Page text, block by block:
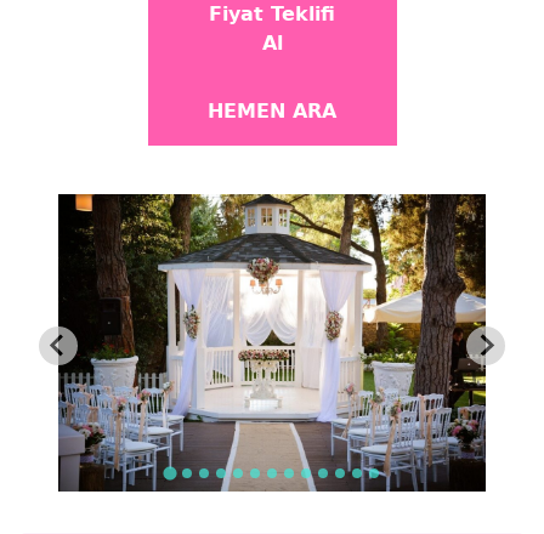
Fiyat Teklifi
Al
HEMEN ARA